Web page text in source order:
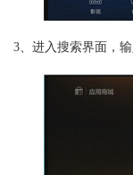
3、进入搜索界面，